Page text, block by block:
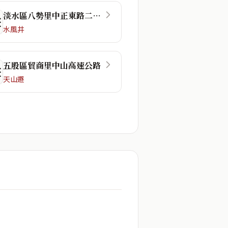
淡水區八勢里中正東路二段48巷
水風井
五股區貿商里中山高速公路
天山遯